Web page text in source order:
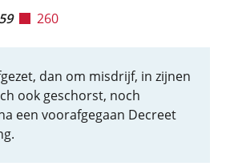
260
dan om misdrijf, in zijnen
ook geschorst, noch
een voorafgegaan Decreet